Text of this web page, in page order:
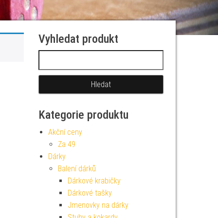
Vyhledat produkt
Kategorie produktu
Akční ceny
Za 49
Dárky
Balení dárků
Dárkové krabičky
Dárkové tašky
Jmenovky na dárky